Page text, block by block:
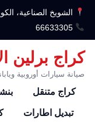
الشويخ الصناعية،
66633305
كراج برلين
صيانة سيارات أوروبية
كراج متنقل
تبديل اطارات